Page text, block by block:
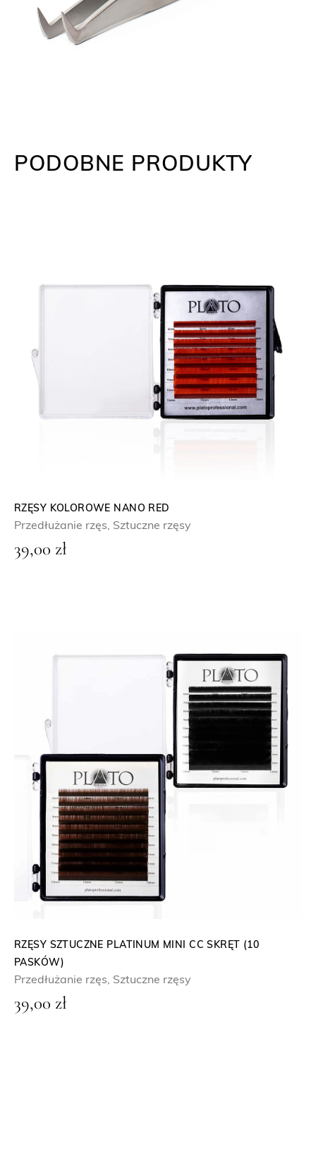
PODOBNE PRODUKTY
RZĘSY KOLOROWE NANO RED
Przedłużanie rzęs, Sztuczne rzęsy
39,00 zł
RZĘSY SZTUCZNE PLATINUM MINI CC SKRĘT (10
PASKÓW)
Przedłużanie rzęs, Sztuczne rzęsy
39,00 zł